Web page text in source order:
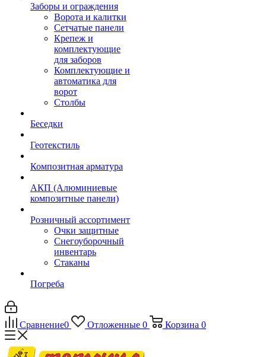
Заборы и ограждения
Ворота и калитки
Сетчатые панели
Крепеж и
комплектующие
для заборов
Комплектующие и
автоматика для
ворот
Столбы
Беседки
Геотекстиль
Композитная арматура
АКП (Алюминиевые
композитные панели)
Розничный ассортимент
Очки защитные
Снегоуборочный
инвентарь
Стаканы
Погреба
Сравнение0 Отложенные 0 Корзина 0